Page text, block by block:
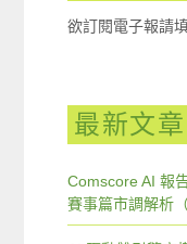
欲訂閱電子報請
最新文章
Comscore AI 報
賽事篇市調解析